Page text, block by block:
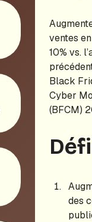
ventes
10% vs.
Black
Cyber
(BFCM)
des